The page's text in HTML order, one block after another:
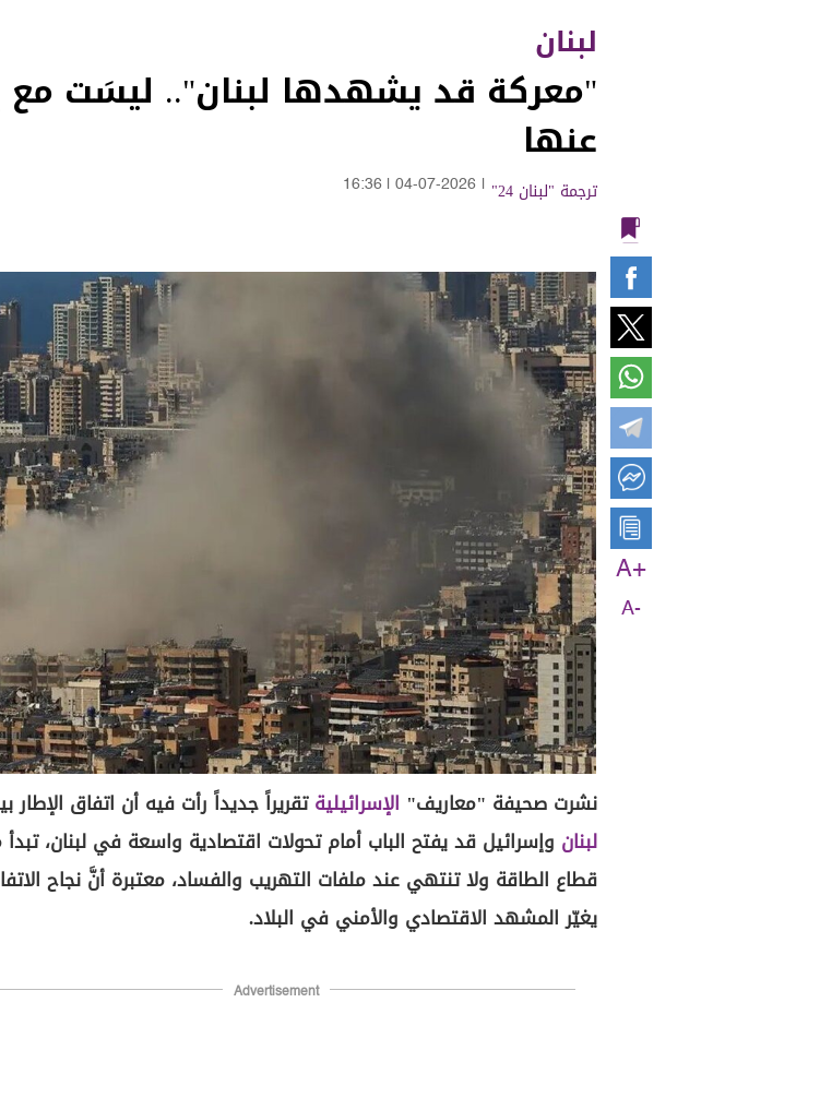
لبنان
"معركة قد يشهدها لبنان".. ليسَت مع
عنها
ترجمة "لبنان 24" 04-07-2026
16:36
A+
A-
نشرت صحيفة "معاريف" الإسرائيليةتقريراً جديداً رأت فيه أن اتفاق الإطار
لبنان وإسرائيل قد يفتح الباب أمام تحولات اقتصادية واسعة في لبنان،
قطاع الطاقة ولا تنتهي عند ملفات التهريب والفساد، معتبرة أنَّ نجاح
يغيّر المشهد الاقتصادي والأمني في البلاد.
Advertisement